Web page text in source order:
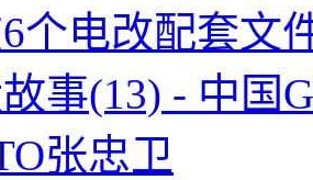
个电改配套文
事(13) - 中国
张忠卫